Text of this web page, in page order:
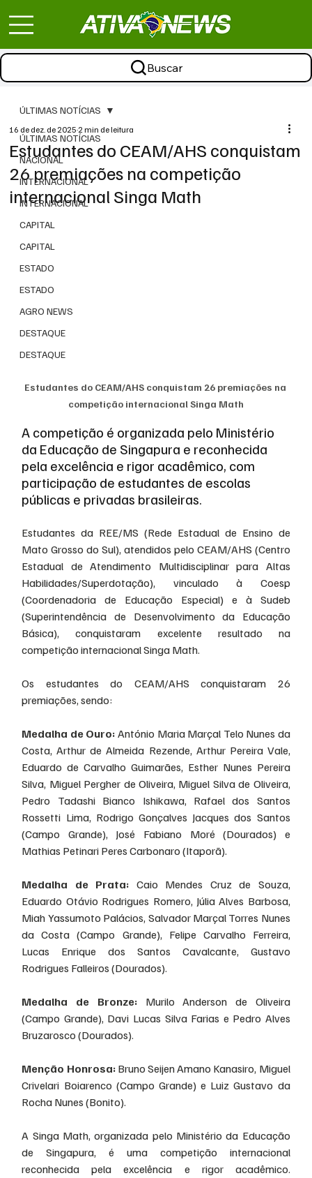
Buscar
ÚLTIMAS NOTÍCIAS
NACIONAL
INTERNACIONAL
INTERNACIONAL
CAPITAL
CAPITAL
ESTADO
ESTADO
AGRO NEWS
DESTAQUE
DESTAQUE
ÚLTIMAS NOTÍCIAS
Estudantes do CEAM/AHS conquistam
26 premiações na competição
internacional Singa Math
16 de dez. de 20252 min de leitura
Estudantes do CEAM/AHS conquistam 26 premiações na
competição internacional Singa Math
A competição é organizada pelo Ministério
da Educação de Singapura e reconhecida
pela excelência e rigor acadêmico, com
participação de estudantes de escolas
públicas e privadas brasileiras.
Estudantes da REE/MS (Rede Estadual de Ensino de
Mato Grosso do Sul), atendidos pelo CEAM/AHS (Centro
Estadual de Atendimento Multidisciplinar para Altas
Habilidades/Superdotação), vinculado à Coesp
(Coordenadoria de Educação Especial) e à Sudeb
(Superintendência de Desenvolvimento da Educação
Básica), conquistaram excelente resultado na
competição internacional Singa Math.
Os estudantes do CEAM/AHS conquistaram 26
premiações, sendo:
Medalha de Ouro: António Maria Marçal Telo Nunes da
Costa, Arthur de Almeida Rezende, Arthur Pereira Vale,
Eduardo de Carvalho Guimarães, Esther Nunes Pereira
Silva, Miguel Pergher de Oliveira, Miguel Silva de Oliveira,
Pedro Tadashi Bianco Ishikawa, Rafael dos Santos
Rossetti Lima, Rodrigo Gonçalves Jacques dos Santos
(Campo Grande), José Fabiano Moré (Dourados) e
Mathias Petinari Peres Carbonaro (Itaporã).
Medalha de Prata: Caio Mendes Cruz de Souza,
Eduardo Otávio Rodrigues Romero, Júlia Alves Barbosa,
Miah Yassumoto Palácios, Salvador Marçal Torres Nunes
da Costa (Campo Grande), Felipe Carvalho Ferreira,
Lucas Enrique dos Santos Cavalcante, Gustavo
Rodrigues Falleiros (Dourados).
Medalha de Bronze: Murilo Anderson de Oliveira
(Campo Grande), Davi Lucas Silva Farias e Pedro Alves
Bruzarosco (Dourados).
Menção Honrosa: Bruno Seijen Amano Kanasiro, Miguel
Crivelari Boiarenco (Campo Grande) e Luiz Gustavo da
Rocha Nunes (Bonito).
A Singa Math, organizada pelo Ministério da Educação
de Singapura, é uma competição internacional
reconhecida pela excelência e rigor acadêmico.